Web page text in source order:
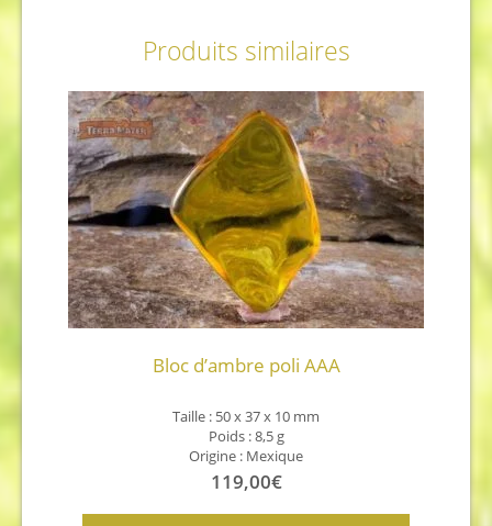
Produits similaires
Bloc d’ambre poli AAA
Taille : 50 x 37 x 10 mm
Poids : 8,5 g
Origine : Mexique
119,00€